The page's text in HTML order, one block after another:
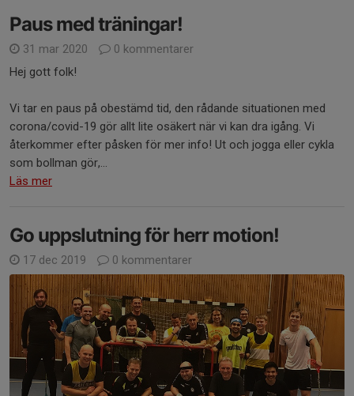
Paus med träningar!
31 mar 2020
0 kommentarer
Hej gott folk!
Vi tar en paus på obestämd tid, den rådande situationen med
corona/covid-19 gör allt lite osäkert när vi kan dra igång. Vi
återkommer efter påsken för mer info! Ut och jogga eller cykla
som bollman gör,...
Läs mer
Go uppslutning för herr motion!
17 dec 2019 0 kommentarer